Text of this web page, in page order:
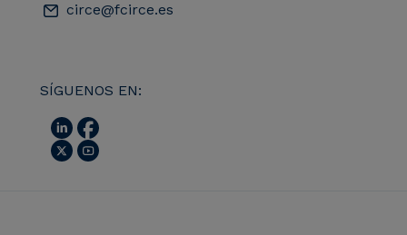
circe@fcirce.es
SÍGUENOS EN: